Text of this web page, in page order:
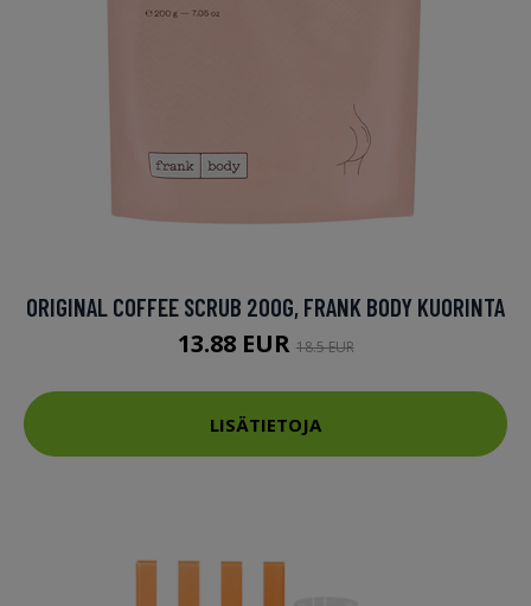
ORIGINAL COFFEE SCRUB 200G, FRANK BODY KUORINTA
13.88 EUR18.5 EUR
LISÄTIETOJA